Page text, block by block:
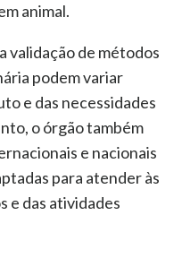
animal.
validação de métodos
podem variar
e das necessidades
o órgão também
e nacionais
para atender às
e das atividades